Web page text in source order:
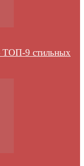
9 стильных